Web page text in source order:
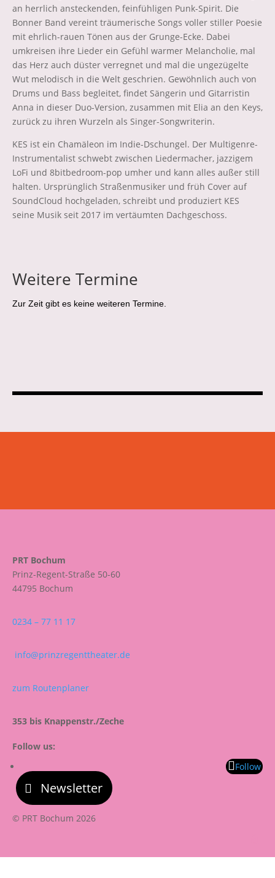
an herrlich ansteckenden, feinfühligen Punk-Spirit. Die
Bonner Band vereint träumerische Songs voller stiller Poesie
mit ehrlich-rauen Tönen aus der Grunge-Ecke. Dabei
umkreisen ihre Lieder ein Gefühl warmer Melancholie, mal
das Herz auch düster verregnet und mal die ungezügelte
Wut melodisch in die Welt geschrien. Gewöhnlich auch von
Drums und Bass begleitet, findet Sängerin und Gitarristin
Anna in dieser Duo-Version, zusammen mit Elia an den Keys,
zurück zu ihren Wurzeln als Singer-Songwriterin.
KES ist ein Chamäleon im Indie-Dschungel. Der Multigenre-
Instrumentalist schwebt zwischen Liedermacher, jazzigem
LoFi und 8bitbedroom-pop umher und kann alles außer still
halten. Ursprünglich Straßenmusiker und früh Cover auf
SoundCloud hochgeladen, schreibt und produziert KES
seine Musik seit 2017 im vertäumten Dachgeschoss.
Weitere Termine
Zur Zeit gibt es keine weiteren Termine.
PRT Bochum
Prinz-Regent-Straße 50-60
44795 Bochum
0234 – 77 11 17
info@prinzregenttheater.de
zum Routenplaner
353 bis Knappenstr./Zeche
Follow us:
Follow
Newsletter
© PRT Bochum 2026